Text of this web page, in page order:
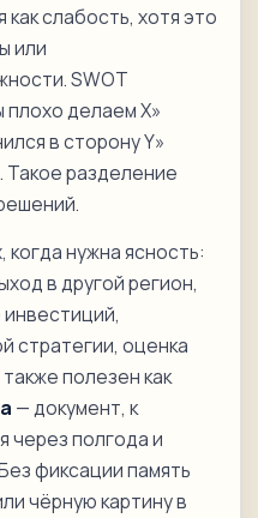
слабость, хотя это
или
SWOT
плохо делаем X»
в сторону Y»
Такое разделение
когда нужна ясность:
в другой регион,
стратегии, оценка
полезен как
— документ, к
через полгода и
фиксации память
чёрную картину в